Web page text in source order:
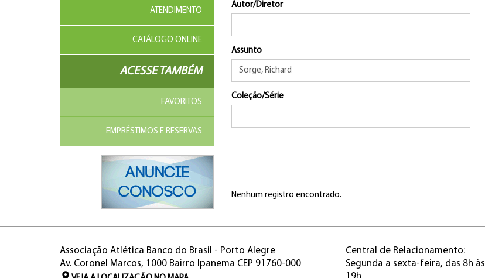
ATENDIMENTO
CATÁLOGO ONLINE
ACESSE TAMBÉM
FAVORITOS
EMPRÉSTIMOS E RESERVAS
Autor/Diretor
Assunto
Coleção/Série
Nenhum registro encontrado.
Associação Atlética Banco do Brasil - Porto Alegre
Av. Coronel Marcos, 1000 Bairro Ipanema CEP 91760-000
Central de Relacionamento:
Segunda a sexta-feira, das 8h às